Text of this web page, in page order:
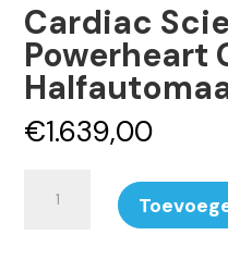
Cardiac
Powerheart
€1.639,00